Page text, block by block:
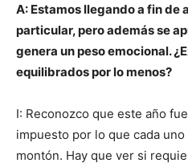
A: Estamos llegando a fin de
particular, pero además se
genera un peso emocional.
equilibrados por lo menos?
I: Reconozco que este año
impuesto por lo que cada
montón. Hay que ver si